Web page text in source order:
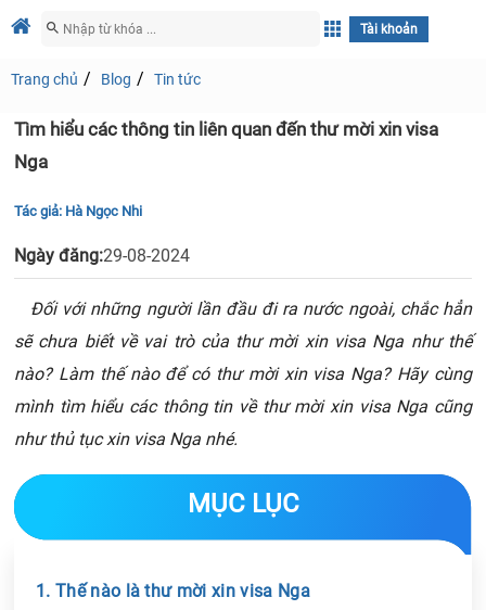
Tài khoản
Trang chủ Blog Tin tức
Tìm hiểu các thông tin liên quan đến thư mời xin visa
Nga
Tác giả: Hà Ngọc Nhi
Ngày đăng:29-08-2024
Đối với những người lần đầu đi ra nước ngoài, chắc hẳn
sẽ chưa biết về vai trò của thư mời xin visa Nga như thế
nào? Làm thế nào để có thư mời xin visa Nga? Hãy cùng
mình tìm hiểu các thông tin về thư mời xin visa Nga cũng
như thủ tục xin visa Nga nhé.
MỤC LỤC
1. Thế nào là thư mời xin visa Nga